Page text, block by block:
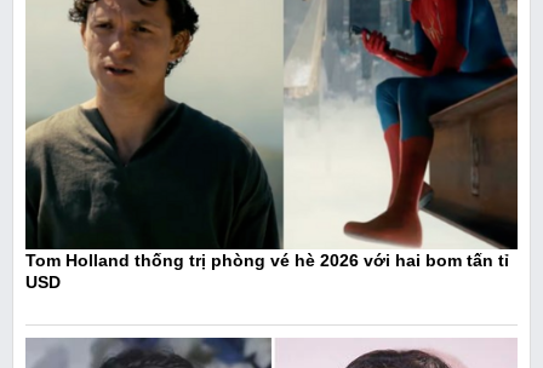
Tom Holland thống trị phòng vé hè 2026 với hai bom tấn tỉ
USD